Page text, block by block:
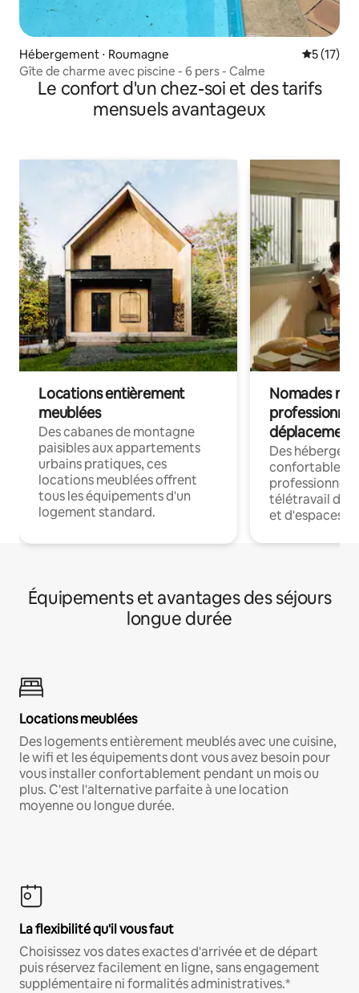
Hébergement ⋅ Roumagne
5 (17)
Gîte de charme avec piscine - 6 pers - Calme
Le confort d'un chez-soi et des tarifs
mensuels avantageux
Locations entièrement
meublées
Des cabanes de montagne
paisibles aux appartements
urbains pratiques, ces
locations meublées offrent
tous les équipements d'un
logement standard.
Nomades
déplacement
Des
confortables
professionnels
télétravail
et d'espaces
Équipements et avantages des séjours
longue durée
Locations meublées
Des logements entièrement meublés avec une cuisine,
le wifi et les équipements dont vous avez besoin pour
vous installer confortablement pendant un mois ou
plus. C'est l'alternative parfaite à une location
moyenne ou longue durée.
La flexibilité qu'il vous faut
Choisissez vos dates exactes d'arrivée et de départ
puis réservez facilement en ligne, sans engagement
supplémentaire ni formalités administratives.*